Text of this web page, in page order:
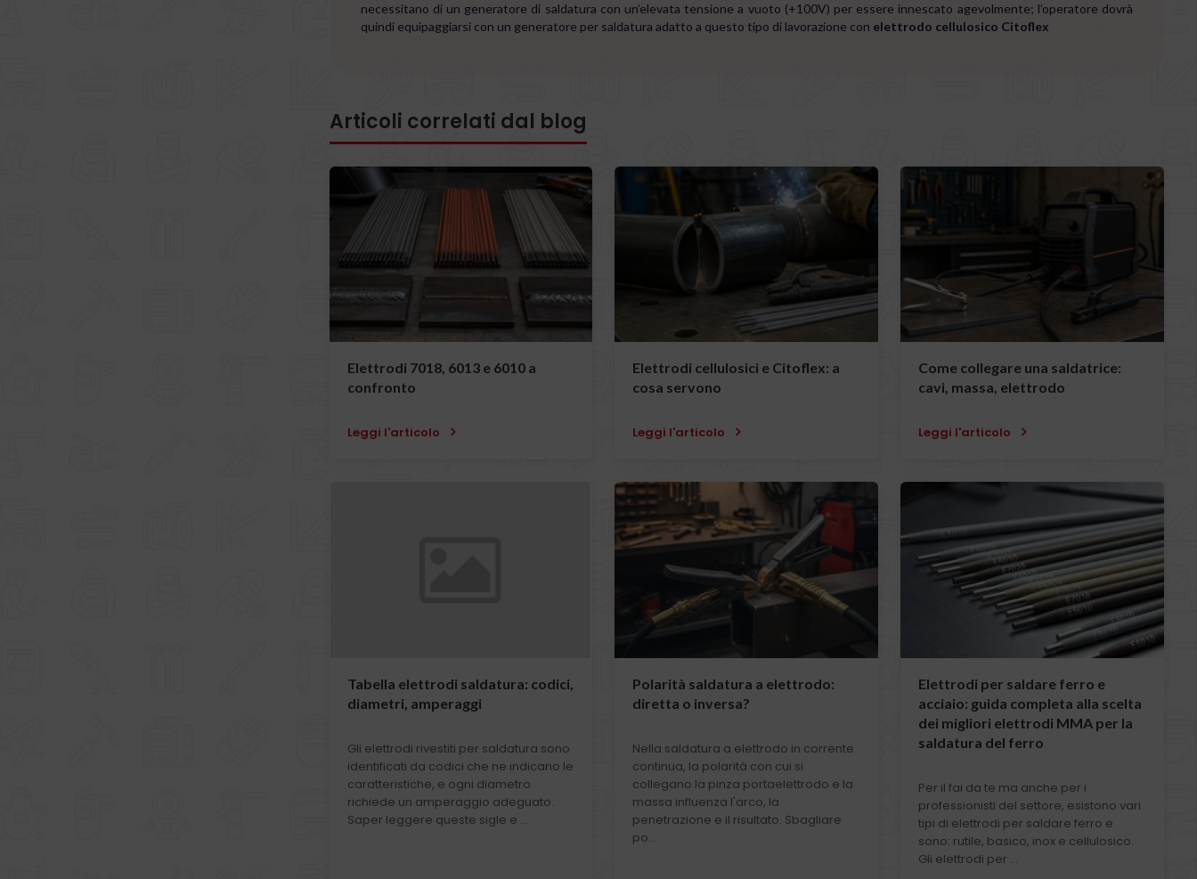
necessitano di un generatore di saldatura con un’elevata tensione a vuoto (+100V) per essere innescato agevolmente; l’operatore dovrà
quindi equipaggiarsi con un generatore per saldatura adatto a questo tipo di lavorazione con elettrodo cellulosico Citoflex
Articoli correlati dal blog
Elettrodi 7018, 6013 e 6010 a
confronto
Leggi l'articolo
Elettrodi cellulosici e Citoflex: a
cosa servono
Leggi l'articolo
Come collegare una saldatrice:
cavi, massa, elettrodo
Leggi l'articolo
Tabella elettrodi saldatura: codici,
diametri, amperaggi
Gli elettrodi rivestiti per saldatura sono
identificati da codici che ne indicano le
caratteristiche, e ogni diametro
richiede un amperaggio adeguato.
Saper leggere queste sigle e ...
Polarità saldatura a elettrodo:
diretta o inversa?
Nella saldatura a elettrodo in corrente
continua, la polarità con cui si
collegano la pinza portaelettrodo e la
massa influenza l'arco, la
penetrazione e il risultato. Sbagliare
po...
Elettrodi per saldare ferro e
acciaio: guida completa alla scelta
dei migliori elettrodi MMA per la
saldatura del ferro
Per il fai da te ma anche per i
professionisti del settore, esistono vari
tipi di elettrodi per saldare ferro e
sono: rutile, basico, inox e cellulosico.
Gli elettrodi per ...